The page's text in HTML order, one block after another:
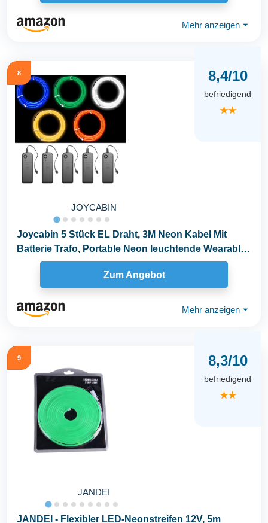
Mehr anzeigen ⏷
8
JOYCABIN
8,4/10
befriedigend
★★
Joycabin 5 Stück EL Draht, 3M Neon Kabel Mit
Batterie Trafo, Portable Neon leuchtende Wearable
LED...
Zum Angebot
Mehr anzeigen ⏷
9
JANDEI
8,3/10
befriedigend
★★
JANDEI - Flexibler LED-Neonstreifen 12V, 5m